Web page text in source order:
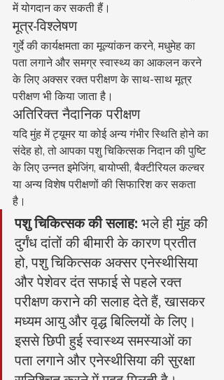
में योगदान कर सकती हैं।
मूत्र-विश्लेषण
गुर्दे की कार्यक्षमता का मूल्यांकन करने, मधुमेह का
पता लगाने और समग्र स्वास्थ्य का आकलन करने
के लिए अक्सर रक्त परीक्षण के साथ-साथ मूत्र
परीक्षण भी किया जाता है।
अतिरिक्त नैदानिक परीक्षण
यदि मुंह में ट्यूमर या कोई अन्य गंभीर स्थिति होने का
संदेह हो, तो आपका पशु चिकित्सक निदान की पुष्टि
के लिए उन्नत इमेजिंग, बायोप्सी, बैक्टीरियल कल्चर
या अन्य विशेष परीक्षणों की सिफारिश कर सकता
है।
पशु चिकित्सक की सलाह: भले ही मुंह की
दुर्गंध दांतों की बीमारी के कारण प्रतीत
हो, पशु चिकित्सक अक्सर एनेस्थीसिया
और पेशेवर दंत सफाई से पहले रक्त
परीक्षण कराने की सलाह देते हैं, खासकर
मध्यम आयु और वृद्ध बिल्लियों के लिए।
इससे छिपी हुई स्वास्थ्य समस्याओं का
पता लगाने और एनेस्थीसिया की सुरक्षा